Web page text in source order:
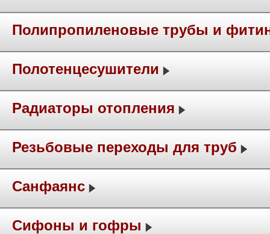
Полипропиленовые трубы и
Полотенцесушители
Радиаторы отопления
Резьбовые переходы для труб
Санфаянс
Сифоны и гофры